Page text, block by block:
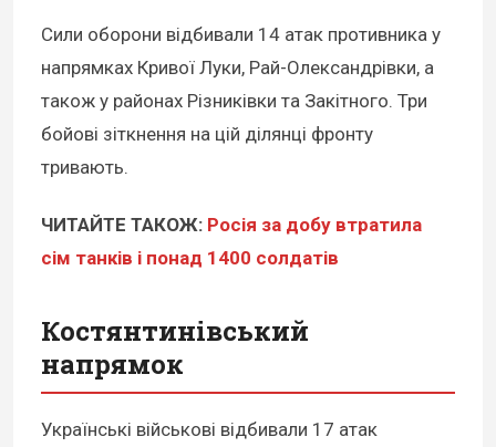
Сили оборони відбивали 14 атак противника у
напрямках Кривої Луки, Рай-Олександрівки, а
також у районах Різниківки та Закітного. Три
бойові зіткнення на цій ділянці фронту
тривають.
ЧИТАЙТЕ ТАКОЖ: Росія за добу втратила
сім танків і понад 1400 солдатів
Костянтинівський
напрямок
Українські військові відбивали 17 атак